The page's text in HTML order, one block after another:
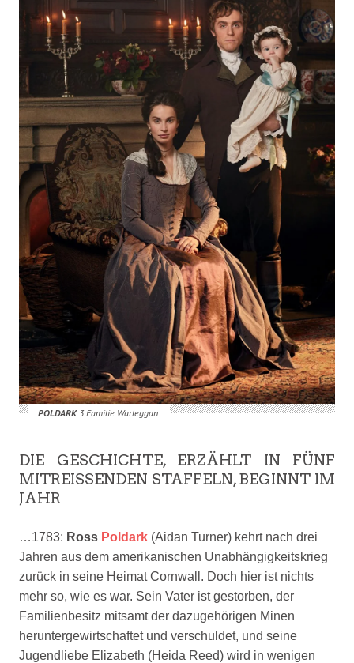
POLDARK3 Familie Warleggan.
DIE GESCHICHTE, ERZÄHLT IN FÜNF
MITREISSENDEN STAFFELN, BEGINNT IM J
AHR
…1783: Ross Poldark (Aidan Turner) kehrt nach drei
Jahren aus dem amerikanischen Unabhängigkeitskrieg
zurück in seine Heimat Cornwall. Doch hier ist nichts
mehr so, wie es war. Sein Vater ist gestorben, der
Familienbesitz mitsamt der dazugehörigen Minen
heruntergewirtschaftet und verschuldet, und seine
Jugendliebe Elizabeth (Heida Reed) wird in wenigen